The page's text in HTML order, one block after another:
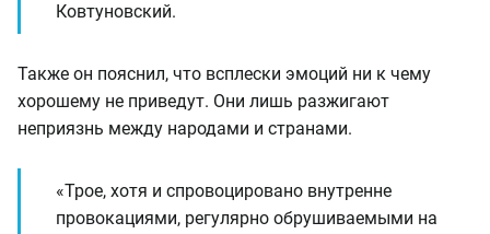
Ковтуновский.
Также он пояснил, что всплески эмоций ни к чему
хорошему не приведут. Они лишь разжигают
неприязнь между народами и странами.
«Трое, хотя и спровоцировано внутренне
провокациями, регулярно обрушиваемыми на